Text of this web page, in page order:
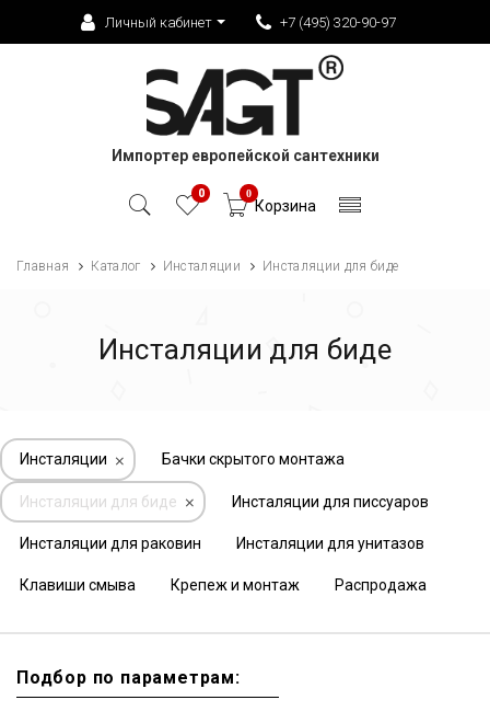
Личный кабинет +7 (495) 320-90-97
Импортер европейской сантехники
0 0
Корзина
Главная Каталог Инсталяции Инсталяции для биде
Инсталяции для биде
Инсталяции Бачки скрытого монтажа
Инсталяции для биде Инсталяции для писсуаров
Инсталяции для раковин Инсталяции для унитазов
Клавиши смыва Крепеж и монтаж Распродажа
Подбор по параметрам: